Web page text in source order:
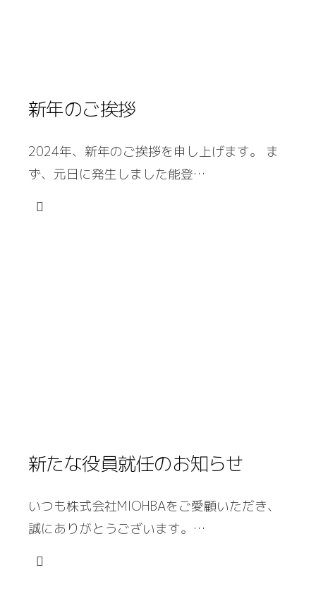
新年のご挨拶
2024年、新年のご挨拶を申し上げます。 ま
ず、元日に発生しました能登…
新たな役員就任のお知らせ
いつも株式会社MIOHBAをご愛顧いただき、
誠にありがとうございます。…